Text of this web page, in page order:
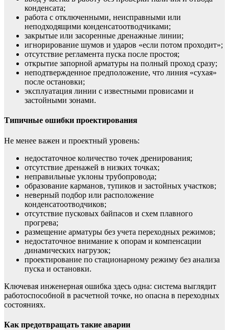
конденсата;
работа с отключенными, неисправными или
неподходящими конденсатоотводчиками;
закрытые или засоренные дренажные линии;
игнорирование шумов и ударов «если потом проходит»;
отсутствие регламента пуска после простоя;
открытие запорной арматуры на полный проход сразу;
неподтвержденное предположение, что линия «сухая»
после остановки;
эксплуатация линии с известными провисами и
застойными зонами.
Типичные ошибки проектирования
Не менее важен и проектный уровень:
недостаточное количество точек дренирования;
отсутствие дренажей в низких точках;
неправильные уклоны трубопровода;
образование карманов, тупиков и застойных участков;
неверный подбор или расположение
конденсатоотводчиков;
отсутствие пусковых байпасов и схем плавного
прогрева;
размещение арматуры без учета переходных режимов;
недостаточное внимание к опорам и компенсации
динамических нагрузок;
проектирование по стационарному режиму без анализа
пуска и остановки.
Ключевая инженерная ошибка здесь одна: система выглядит
работоспособной в расчетной точке, но опасна в переходных
состояниях.
Как предотвращать такие аварии